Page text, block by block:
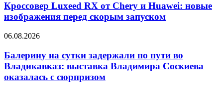
Кроссовер Luxeed RX от Chery и Huawei: новые
изображения перед скорым запуском
06.08.2026
Балерину на сутки задержали по пути во
Владикавказ: выставка Владимира Соскиева
оказалась с сюрпризом